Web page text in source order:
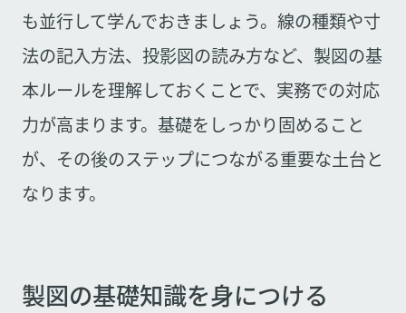
も並行して学んでおきましょう。線の種類や寸
法の記入方法、投影図の読み方など、製図の基
本ルールを理解しておくことで、実務での対応
力が高まります。基礎をしっかり固めること
が、その後のステップにつながる重要な土台と
なります。
製図の基礎知識を身につける